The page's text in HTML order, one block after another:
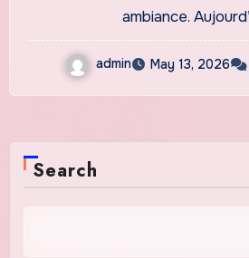
ambiance.
admin May 13, 2026
Search